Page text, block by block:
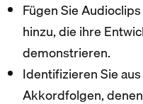
Fügen Sie
hinzu, die ihre
demonstrieren.
Identifizieren Sie
Akkordfolgen,